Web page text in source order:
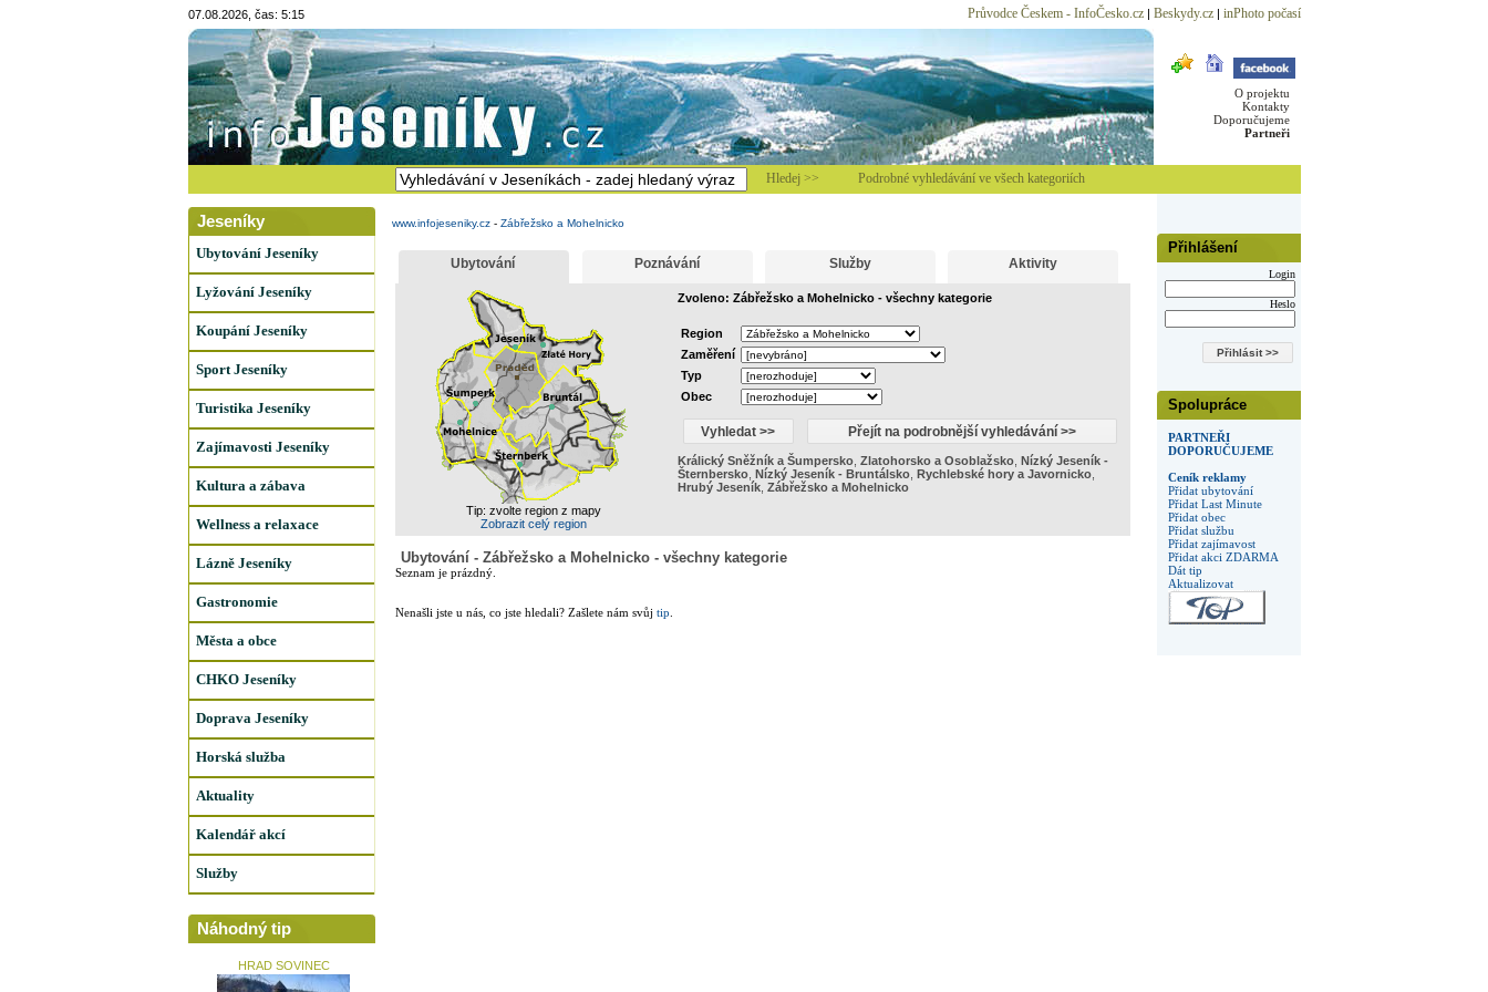
07.08.2026, čas: 5:15 Průvodce Českem - InfoČesko.cz| Beskydy.cz| inPhoto počasí
O projektu
Kontakty
Doporučujeme
Partneři
Hledej >> Podrobné vyhledávání ve všech kategoriích
Přihlášení
Login
Heslo
Spolupráce
PARTNEŘI
DOPORUČUJEME
Ceník reklamy
Přidat ubytování
Přidat Last Minute
Přidat obec
Přidat službu
Přidat zajímavost
Přidat akci ZDARMA
Dát tip
Aktualizovat
Jeseníky
Ubytování Jeseníky
Lyžování Jeseníky
Koupání Jeseníky
Sport Jeseníky
Turistika Jeseníky
Zajímavosti Jeseníky
Kultura a zábava
Wellness a relaxace
Lázně Jeseníky
Gastronomie
Města a obce
CHKO Jeseníky
Doprava Jeseníky
Horská služba
Aktuality
Kalendář akcí
Služby
Náhodný tip
HRAD SOVINEC
www.infojeseniky.cz- Zábřežsko a Mohelnicko
Ubytování Poznávání Služby Aktivity
Tip: zvolte region z mapy
Zobrazit celý region
Zvoleno: Zábřežsko a Mohelnicko - všechny kategorie
Region
Zaměření
Typ
Obec
Králický Sněžník a Šumpersko, Zlatohorsko a Osoblažsko, Nízký Jeseník -
Šternbersko, Nízký Jeseník - Bruntálsko, Rychlebské hory a Javornicko,
Hrubý Jeseník, Zábřežsko a Mohelnicko
Ubytování - Zábřežsko a Mohelnicko - všechny kategorie
Seznam je prázdný.
Nenašli jste u nás, co jste hledali? Zašlete nám svůj tip